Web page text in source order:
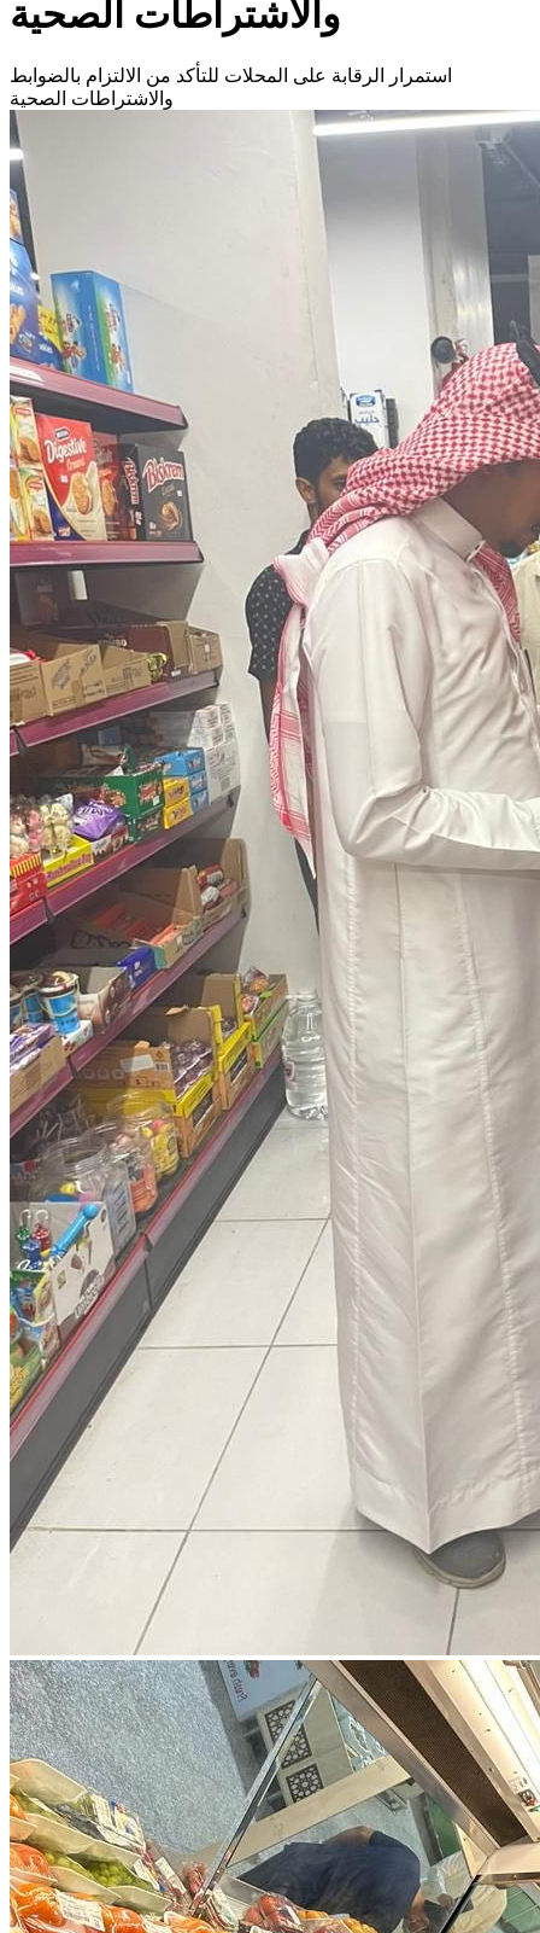
والاشتراطات الصحية
استمرار الرقابة على المحلات للتأكد من الالتزام بالضوابط
والاشتراطات الصحية